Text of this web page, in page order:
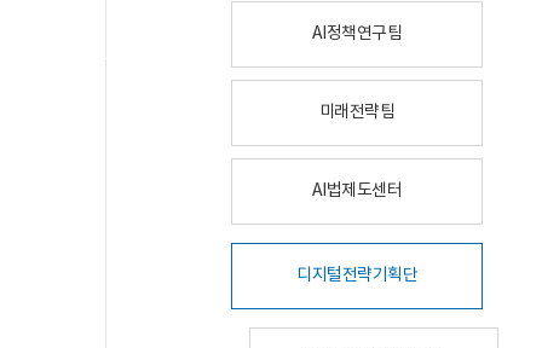
AI정책연구팀
미래전략팀
AI법제도센터
디지털전략기획단